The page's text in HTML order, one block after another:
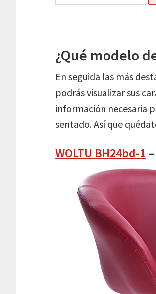
¿Qué modelo
En seguida las más
podrás visualizar sus
información necesaria
sentado. Así que
WOLTU BH24bd-1